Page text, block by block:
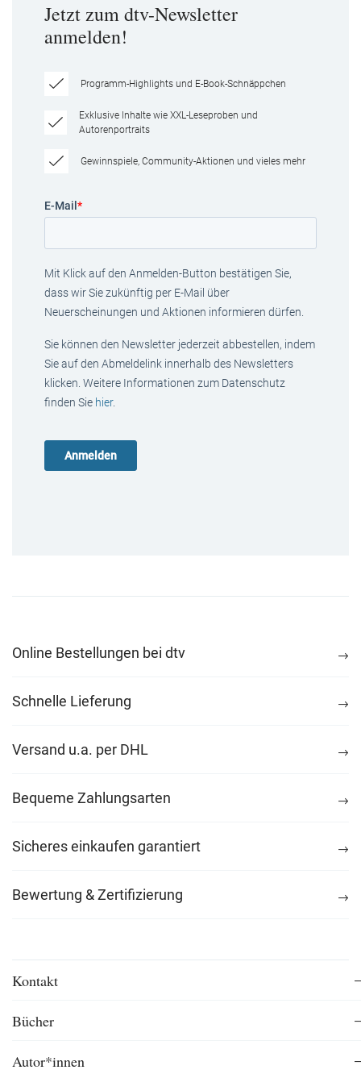
Jetzt zum dtv-Newsletter
anmelden!
Programm-Highlights und E-Book-Schnäppchen
Exklusive Inhalte wie XXL-Leseproben und
Autorenportraits
Gewinnspiele, Community-Aktionen und vieles mehr
E-Mail *
Mit Klick auf den Anmelden-Button bestätigen Sie,
dass wir Sie zukünftig per E-Mail über
Neuerscheinungen und Aktionen informieren dürfen.
Sie können den Newsletter jederzeit abbestellen, indem
Sie auf den Abmeldelink innerhalb des Newsletters
klicken. Weitere Informationen zum Datenschutz
finden Sie hier.
Online Bestellungen bei dtv
Schnelle Lieferung
Versand u.a. per DHL
Bequeme Zahlungsarten
Sicheres einkaufen garantiert
Bewertung & Zertifizierung
Kontakt
Bücher
Autor*innen